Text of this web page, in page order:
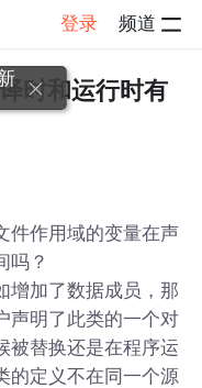
登录 频道
时和运行时有
件作用域的变量在声
吗？
增加了数据成员，那
声明了此类的一个对
被替换还是在程序运
的定义不在同一个源